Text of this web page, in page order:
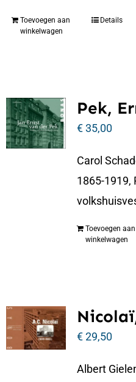
Toevoegen aan
winkelwagen
Details
Pek,
€35,00
Carol
1865-1919,
Toevoegen aan
winkelwagen
€29,50
Albert